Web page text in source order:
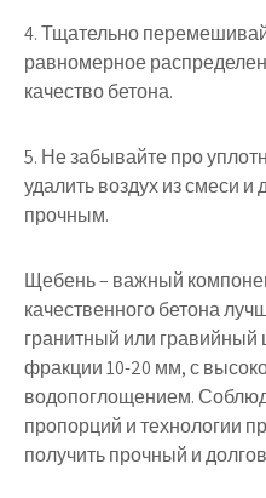
4. Тщательно
равномерное
качество бетона.
5. Не забывайте про
удалить воздух из смеси и
прочным.
Щебень – важный
качественного бетона
гранитный или
фракции 10-20 мм, с
водопоглощением.
пропорций и технологии
получить прочный и